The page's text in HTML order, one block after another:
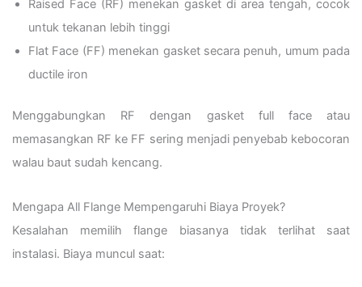
Raised Face (RF) menekan gasket di area tengah, cocok
untuk tekanan lebih tinggi
Flat Face (FF) menekan gasket secara penuh, umum pada
ductile iron
Menggabungkan RF dengan gasket full face atau
memasangkan RF ke FF sering menjadi penyebab kebocoran
walau baut sudah kencang.
Mengapa All Flange Mempengaruhi Biaya Proyek?
Kesalahan memilih flange biasanya tidak terlihat saat
instalasi. Biaya muncul saat: